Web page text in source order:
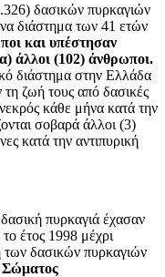
δασικών πυρκαγιών
διάστημα των 41 ετών
και υπέστησαν
άλλοι (102) άνθρωποι.
διάστημα στην Ελλάδα
ζωή τους από δασικές
κάθε μήνα κατά την
σοβαρά άλλοι (3)
κατά την αντιπυρική
πυρκαγιά έχασαν
έτος 1998 μέχρι
δασικών πυρκαγιών
Σώματος